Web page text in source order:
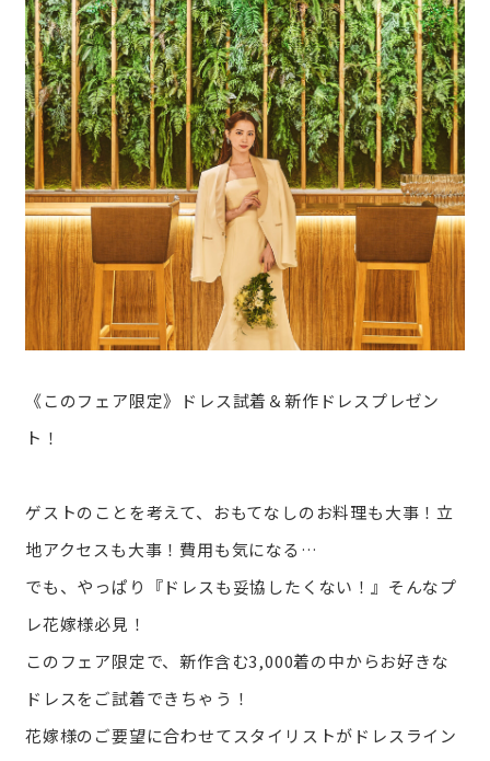
《このフェア限定》ドレス試着＆新作ドレスプレゼン
ト！
ゲストのことを考えて、おもてなしのお料理も大事！立
地アクセスも大事！費用も気になる…
でも、やっぱり『ドレスも妥協したくない！』そんなプ
レ花嫁様必見！
このフェア限定で、新作含む3,000着の中からお好きな
ドレスをご試着できちゃう！
花嫁様のご要望に合わせてスタイリストがドレスライン